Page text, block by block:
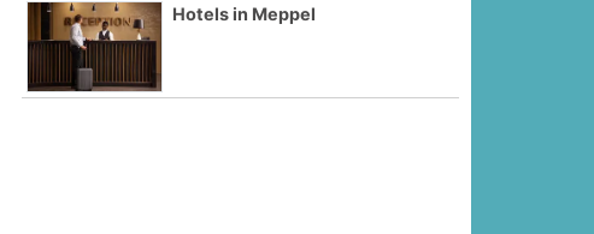
Hotels in Meppel